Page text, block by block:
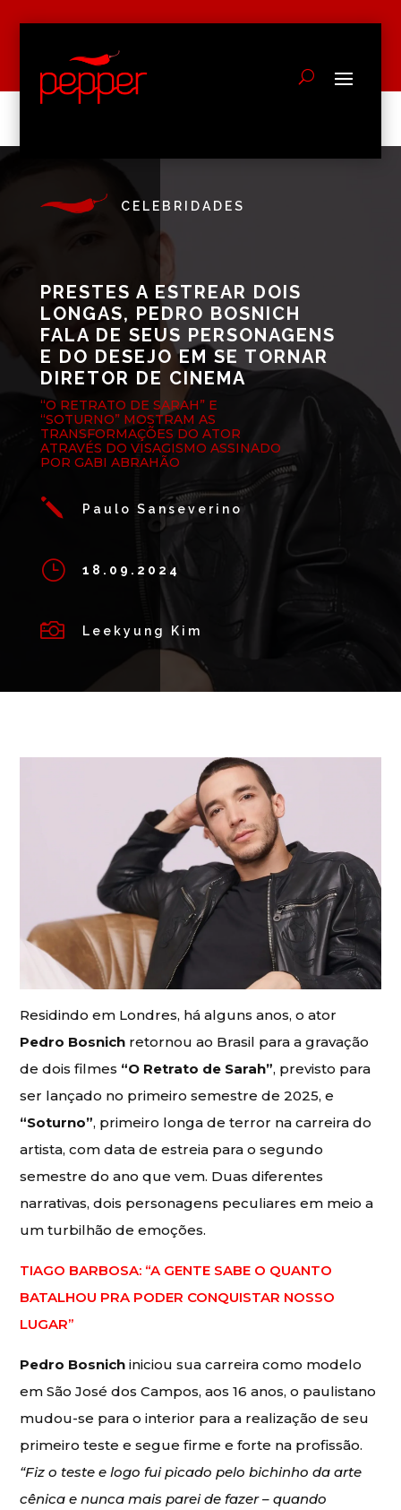
CELEBRIDADES
PRESTES A ESTREAR DOIS
LONGAS, PEDRO BOSNICH
FALA DE SEUS PERSONAGENS
E DO DESEJO EM SE TORNAR
DIRETOR DE CINEMA
“O RETRATO DE SARAH” E
“SOTURNO” MOSTRAM AS
TRANSFORMAÇÕES DO ATOR
ATRAVÉS DO VISAGISMO ASSINADO
POR GABI ABRAHÃO
j Paulo Sanseverino
} 18.09.2024
 Leekyung Kim
Residindo em Londres, há alguns anos, o ator
Pedro Bosnich retornou ao Brasil para a gravação
de dois filmes “O Retrato de Sarah”, previsto para
ser lançado no primeiro semestre de 2025, e
“Soturno”, primeiro longa de terror na carreira do
artista, com data de estreia para o segundo
semestre do ano que vem. Duas diferentes
narrativas, dois personagens peculiares em meio a
um turbilhão de emoções.
TIAGO BARBOSA: “A GENTE SABE O QUANTO
BATALHOU PRA PODER CONQUISTAR NOSSO
LUGAR”
Pedro Bosnich iniciou sua carreira como modelo
em São José dos Campos, aos 16 anos, o paulistano
mudou-se para o interior para a realização de seu
primeiro teste e segue firme e forte na profissão.
“Fiz o teste e logo fui picado pelo bichinho da arte
cênica e nunca mais parei de fazer – quando